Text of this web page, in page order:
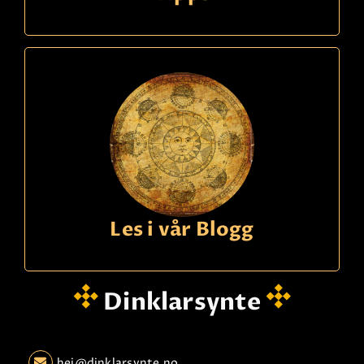
kode
Betaling
Voksen dame. Lang erfaring med mennesker. Er
tiden inne for klarhet og innsikt? Jeg er her for
Les i vår Blogg
Dinklarsynte